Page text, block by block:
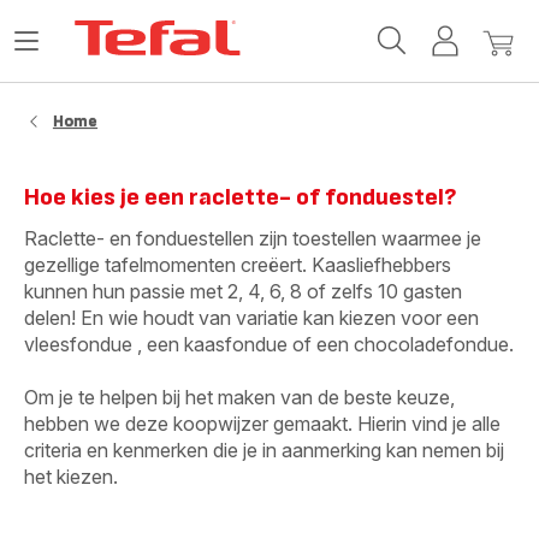
MijnMijn
Open
Home
Hoe kies je een raclette- of fonduestel?
Raclette- en fonduestellen zijn toestellen waarmee je
gezellige tafelmomenten creëert. Kaasliefhebbers
kunnen hun passie met 2, 4, 6, 8 of zelfs 10 gasten
delen! En wie houdt van variatie kan kiezen voor een
vleesfondue , een kaasfondue of een chocoladefondue.
Om je te helpen bij het maken van de beste keuze,
hebben we deze koopwijzer gemaakt. Hierin vind je alle
criteria en kenmerken die je in aanmerking kan nemen bij
het kiezen.